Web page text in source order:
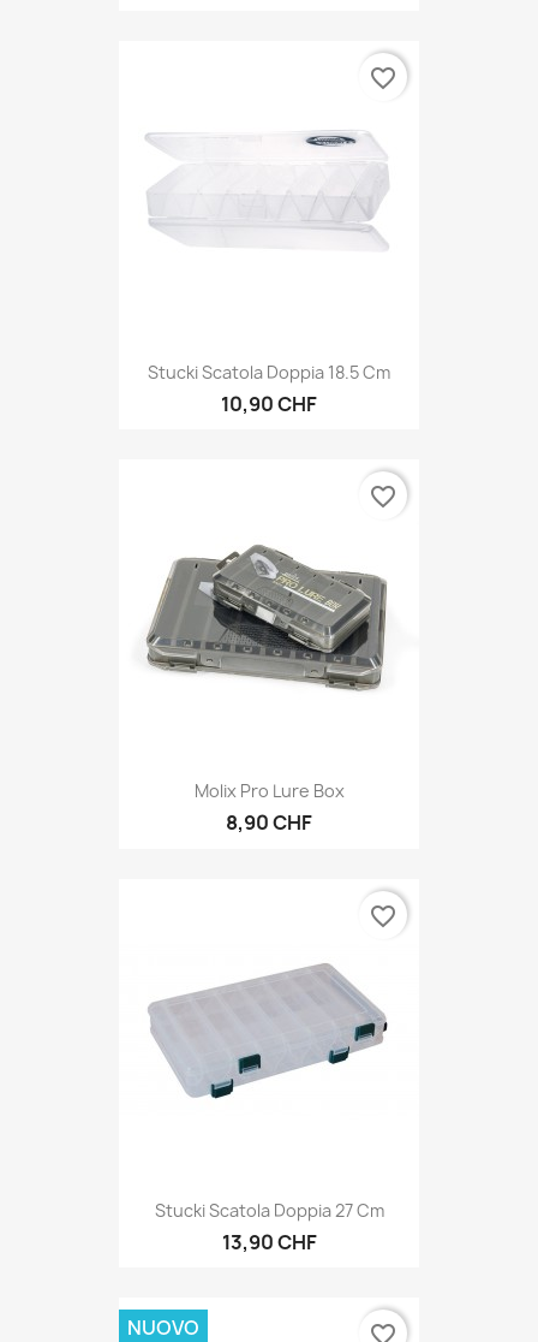
Stucki Scatola Doppia 18.5 Cm
10,90 CHF
favorite_border
Molix Pro Lure Box
8,90 CHF
favorite_border
Stucki Scatola Doppia 27 Cm
13,90 CHF
favorite_border
NUOVO favorite_border